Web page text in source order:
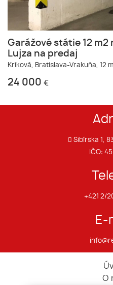
Garážové státie 12 m2
Lujza na predaj
Kríková, Bratislava-Vrakuňa, 12 m
24 000 €
Sibírska 1,
IČO:
+421 2/
E-
O